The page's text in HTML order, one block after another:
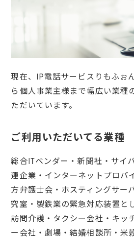
現在、IP電話サービスりもふぉ
ら個人事業主様まで幅広い業種
ただいています。
ご利用いただいてる業種
総合ITベンダー・新聞社・サイ
連企業・インターネットプロバ
方弁護士会・ホスティングサー
究室・製鉄業の緊急対応装置と
訪問介護・タクシー会社・キッ
ー会社・劇場・結婚相談所・米